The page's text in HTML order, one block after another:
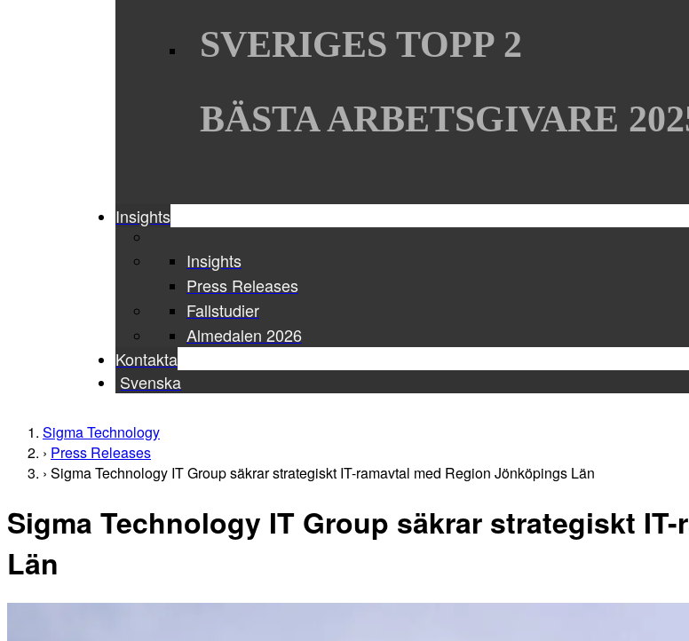
SVERIGES TOPP 2
BÄSTA ARBETSGIVARE
Insights
Insights
Press Releases
Fallstudier
Almedalen 2026
Kontakta
Svenska
Sigma Technology
Press Releases
Sigma Technology IT Group säkrar strategiskt IT-ramavtal med Region Jönköpings Län
Sigma Technology IT Group säkrar strategiskt
Län